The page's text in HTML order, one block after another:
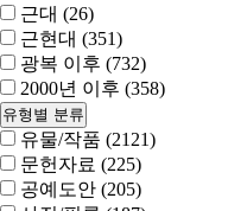
근대 (26)
근현대 (351)
광복 이후 (732)
2000년 이후 (358)
유형별 분류
유물/작품 (2121)
문헌자료 (225)
공예도안 (205)